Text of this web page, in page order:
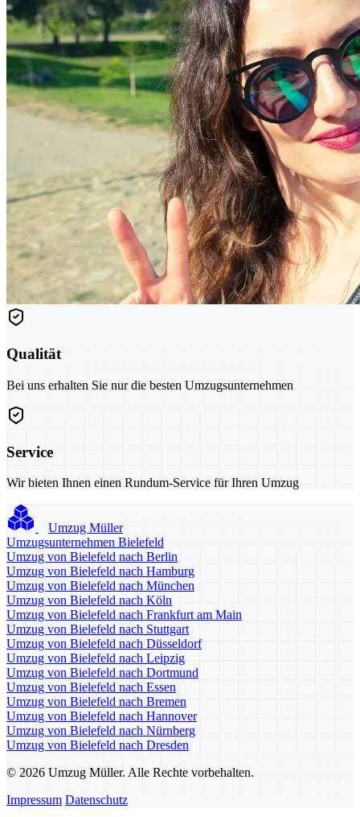
Qualität
Bei uns erhalten Sie nur die besten Umzugsunternehmen
Service
Wir bieten Ihnen einen Rundum-Service für Ihren Umzug
Umzug Müller
Umzugsunternehmen Bielefeld
Umzug von Bielefeld nach Berlin
Umzug von Bielefeld nach Hamburg
Umzug von Bielefeld nach München
Umzug von Bielefeld nach Köln
Umzug von Bielefeld nach Frankfurt am Main
Umzug von Bielefeld nach Stuttgart
Umzug von Bielefeld nach Düsseldorf
Umzug von Bielefeld nach Leipzig
Umzug von Bielefeld nach Dortmund
Umzug von Bielefeld nach Essen
Umzug von Bielefeld nach Bremen
Umzug von Bielefeld nach Hannover
Umzug von Bielefeld nach Nürnberg
Umzug von Bielefeld nach Dresden
© 2026 Umzug Müller. Alle Rechte vorbehalten.
Impressum Datenschutz